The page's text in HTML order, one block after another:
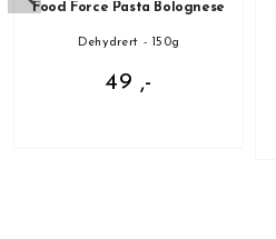
Food Force Pasta Bolognese
Dehydrert - 150g
49 ,-